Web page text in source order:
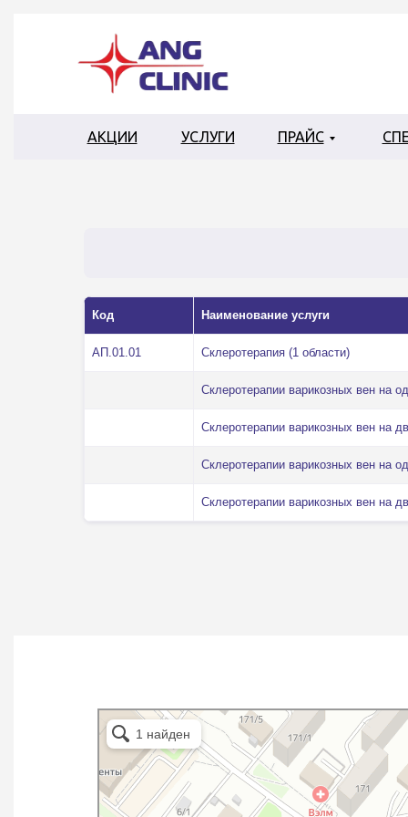
ПРАЙС
УСЛУГИ
АКЦИИ
Код Наименование услуги
AП.01.01 Склеротерапия (1 области)
Склеротерапии варикозных вен на
Склеротерапии варикозных вен на
Склеротерапии варикозных вен на
Склеротерапии варикозных вен на
АНГ-Клиник
Медцентр, клиника в Уфе
Диагностический центр в Уфе
АНГ-Клиник
Медцентр, клиника в Уфе
Диагностический центр в Уфе